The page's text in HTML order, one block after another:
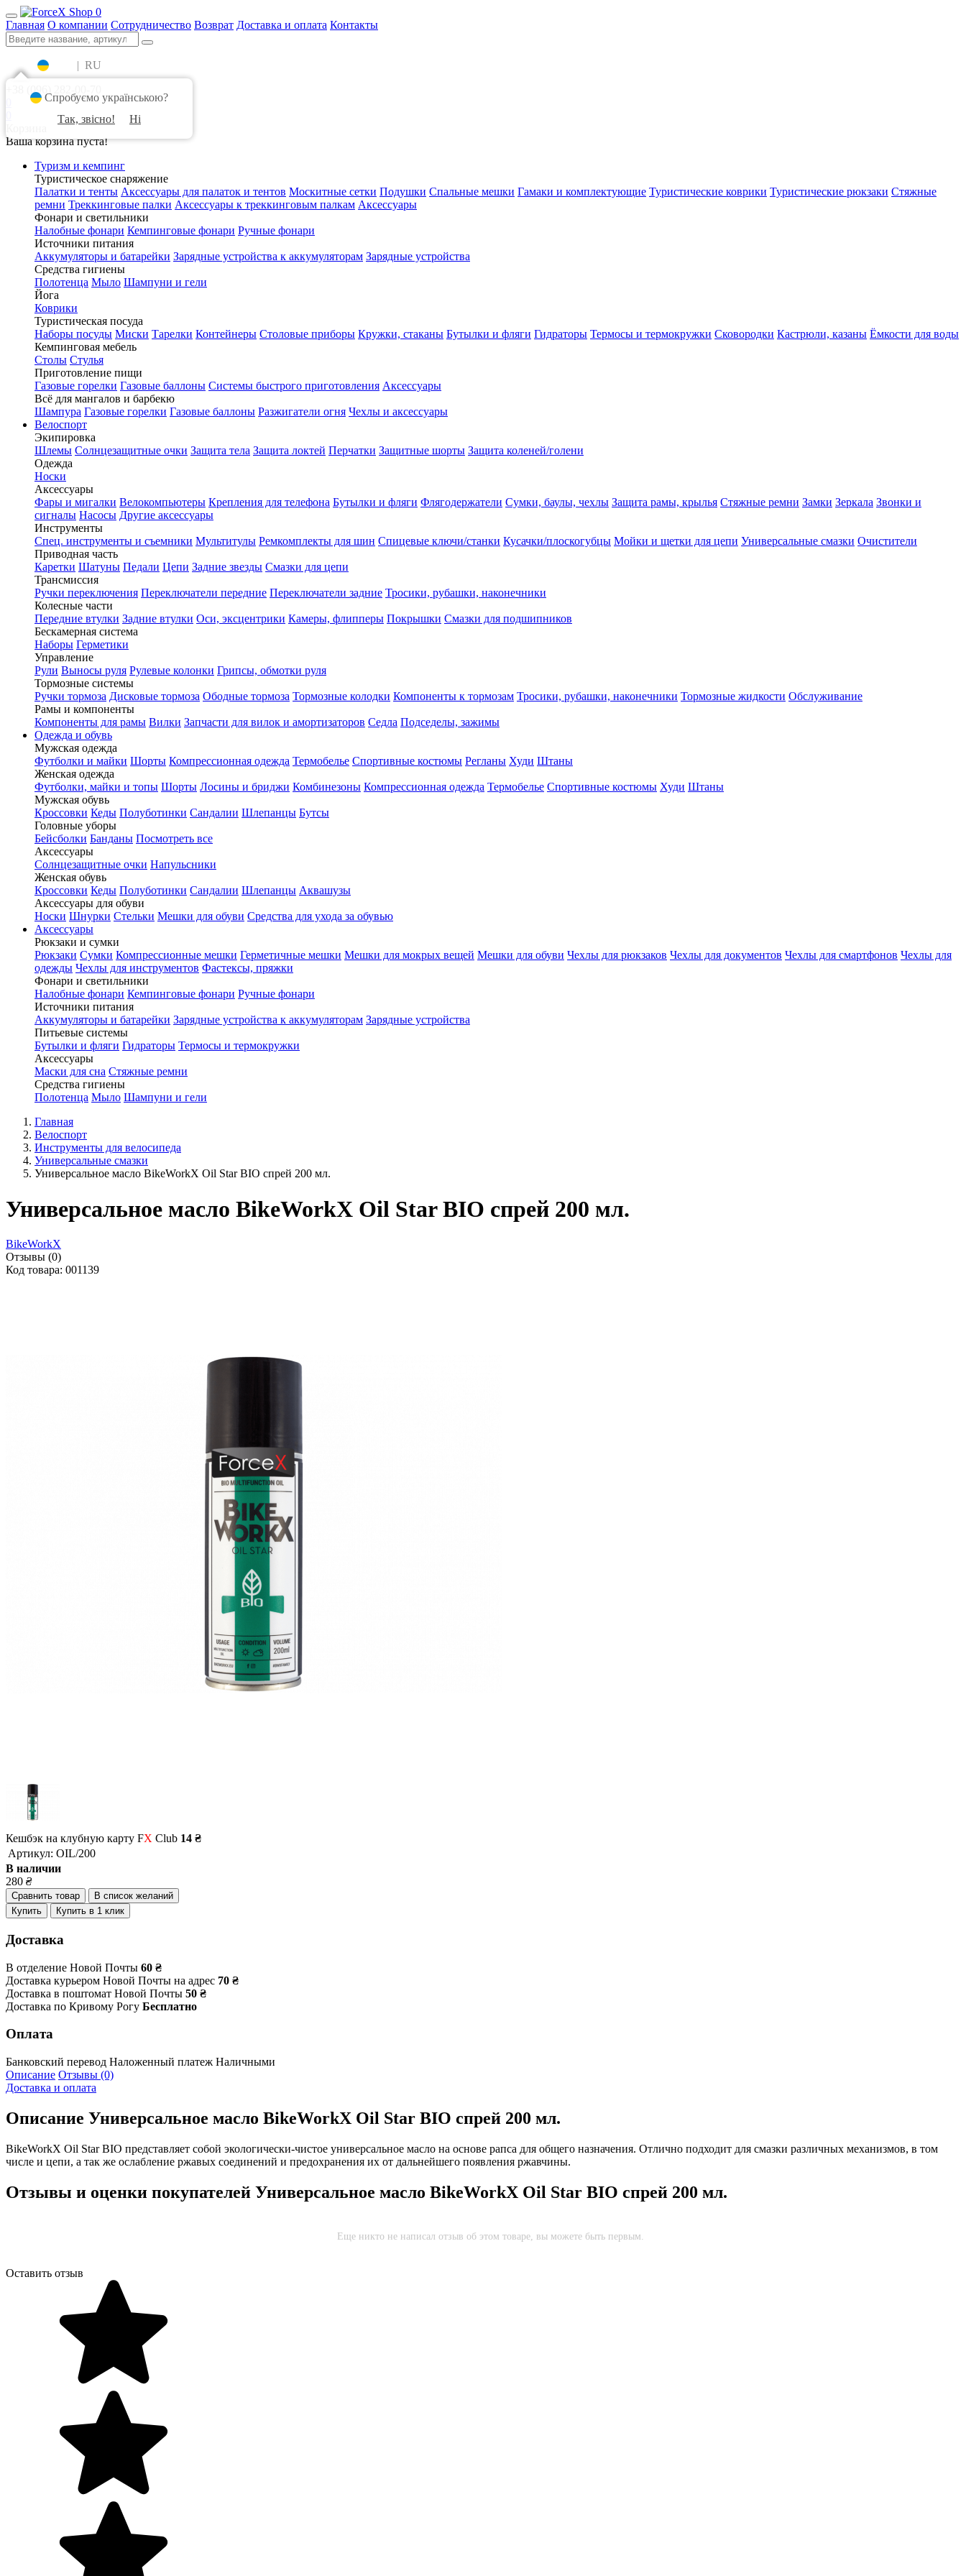
0
Главная О компании Сотрудничество Возврат Доставка и оплата Контакты
| RU
+38 (096) 282-00-70
Ваша корзина пуста!
Туризм и кемпинг
Туристическое снаряжение
Палатки и тенты Аксессуары для палаток и тентов Москитные сетки Подушки Спальные мешки Гамаки и комплектующие Туристические коврики Туристические рюкзаки Стяжные
ремни Треккинговые палки Аксессуары к треккинговым палкам Аксессуары
Фонари и светильники
Налобные фонари Кемпинговые фонари Ручные фонари
Источники питания
Аккумуляторы и батарейки Зарядные устройства к аккумуляторам Зарядные устройства
Средства гигиены
Полотенца Мыло Шампуни и гели
Йога
Коврики
Туристическая посуда
Наборы посуды Миски Тарелки Контейнеры Столовые приборы Кружки, стаканы Бутылки и фляги Гидраторы Термосы и термокружки Сковородки Кастрюли, казаны Ёмкости для воды
Кемпинговая мебель
Столы Стулья
Приготовление пищи
Газовые горелки Газовые баллоны Системы быстрого приготовления Аксессуары
Всё для мангалов и барбекю
Шампура Газовые горелки Газовые баллоны Разжигатели огня Чехлы и аксессуары
Велоспорт
Экипировка
Шлемы Солнцезащитные очки Защита тела Защита локтей Перчатки Защитные шорты Защита коленей/голени
Одежда
Носки
Аксессуары
Фары и мигалки Велокомпьютеры Крепления для телефона Бутылки и фляги Флягодержатели Сумки, баулы, чехлы Защита рамы, крылья Стяжные ремни Замки Зеркала Звонки и
сигналы Насосы Другие аксессуары
Инструменты
Спец. инструменты и съемники Мультитулы Ремкомплекты для шин Спицевые ключи/станки Кусачки/плоскогубцы Мойки и щетки для цепи Универсальные смазки Очистители
Приводная часть
Каретки Шатуны Педали Цепи Задние звезды Смазки для цепи
Трансмиссия
Ручки переключения Переключатели передние Переключатели задние Тросики, рубашки, наконечники
Колесные части
Передние втулки Задние втулки Оси, эксцентрики Камеры, флипперы Покрышки Смазки для подшипников
Бескамерная система
Наборы Герметики
Управление
Рули Выносы руля Рулевые колонки Грипсы, обмотки руля
Тормозные системы
Ручки тормоза Дисковые тормоза Ободные тормоза Тормозные колодки Компоненты к тормозам Тросики, рубашки, наконечники Тормозные жидкости Обслуживание
Рамы и компоненты
Компоненты для рамы Вилки Запчасти для вилок и амортизаторов Седла Подседелы, зажимы
Одежда и обувь
Мужская одежда
Футболки и майки Шорты Компрессионная одежда Термобелье Спортивные костюмы Регланы Худи Штаны
Женская одежда
Футболки, майки и топы Шорты Лосины и бриджи Комбинезоны Компрессионная одежда Термобелье Спортивные костюмы Худи Штаны
Мужская обувь
Кроссовки Кеды Полуботинки Сандалии Шлепанцы Бутсы
Головные уборы
Бейсболки Банданы Посмотреть все
Аксессуары
Солнцезащитные очки Напульсники
Женская обувь
Кроссовки Кеды Полуботинки Сандалии Шлепанцы Аквашузы
Аксессуары для обуви
Носки Шнурки Стельки Мешки для обуви Средства для ухода за обувью
Аксессуары
Рюкзаки и сумки
Рюкзаки Сумки Компрессионные мешки Герметичные мешки Мешки для мокрых вещей Мешки для обуви Чехлы для рюкзаков Чехлы для документов Чехлы для смартфонов Чехлы для
одежды Чехлы для инструментов Фастексы, пряжки
Фонари и светильники
Налобные фонари Кемпинговые фонари Ручные фонари
Источники питания
Аккумуляторы и батарейки Зарядные устройства к аккумуляторам Зарядные устройства
Питьевые системы
Бутылки и фляги Гидраторы Термосы и термокружки
Аксессуары
Маски для сна Стяжные ремни
Средства гигиены
Полотенца Мыло Шампуни и гели
Главная
Велоспорт
Инструменты для велосипеда
Универсальные смазки
Универсальное масло BikeWorkX Oil Star BIO спрей 200 мл.
Универсальное масло BikeWorkX Oil Star BIO спрей 200 мл.
BikeWorkX
Отзывы (0)
Код товара: 001139
Кешбэк на клубную карту FX Club 14 ₴
Артикул: OIL/200
В наличии
280 ₴
Сравнить товар
В список желаний
Купить
Купить в 1 клик
Доставка
В отделение Новой Почты 60 ₴
Доставка курьером Новой Почты на адрес 70 ₴
Доставка в поштомат Новой Почты 50 ₴
Доставка по Кривому Рогу Бесплатно
Оплата
Банковский перевод Наложенный платеж Наличными
Описание Отзывы (0)
Доставка и оплата
Описание Универсальное масло BikeWorkX Oil Star BIO спрей 200 мл.
BikeWorkX Oil Star BIO представляет собой экологически-чистое универсальное масло на основе рапса для общего назначения. Отлично подходит для смазки различных механизмов, в том
числе и цепи, а так же ослабление ржавых соединений и предохранения их от дальнейшего появления ржавчины.
Отзывы и оценки покупателей Универсальное масло BikeWorkX Oil Star BIO спрей 200 мл.
Еще никто не написал отзыв об этом товаре, вы можете быть первым.
Оставить отзыв
Спробуємо українською?
Так, звісно!
Ні